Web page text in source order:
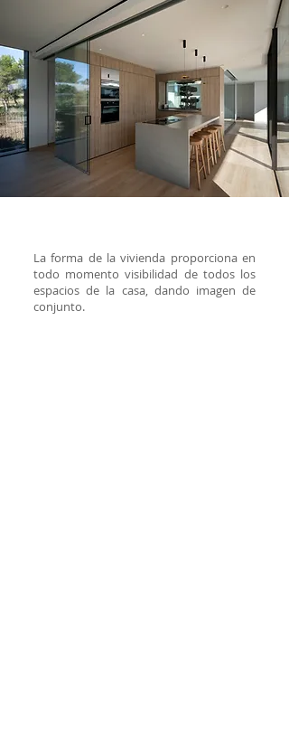
La forma de la vivienda proporciona en
todo momento visibilidad de todos los
espacios de la casa, dando imagen de
conjunto.